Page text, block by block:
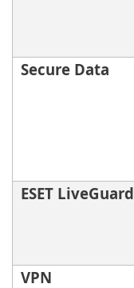
Secure Data
ESET LiveGuard
VPN